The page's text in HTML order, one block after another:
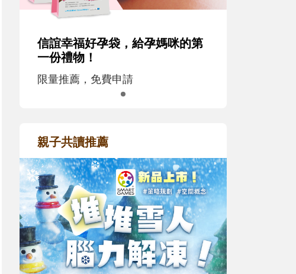
信誼幸福好孕袋，給孕媽咪的第
一份禮物！
限量推薦，免費申請
親子共讀推薦